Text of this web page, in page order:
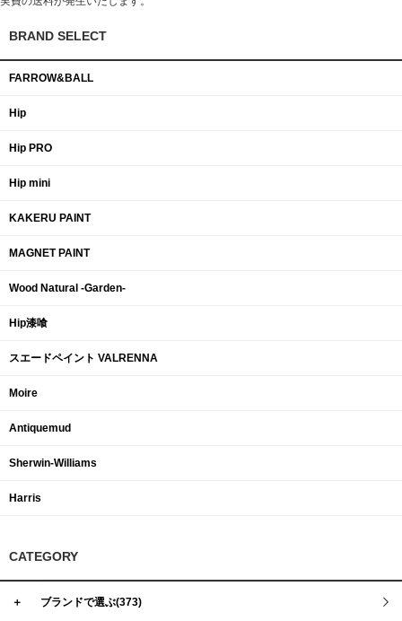
BRAND SELECT
FARROW&BALL
Hip
Hip PRO
Hip mini
KAKERU PAINT
MAGNET PAINT
Wood Natural -Garden-
Hip漆喰
スエードペイント VALRENNA
Moire
Antiquemud
Sherwin-Williams
Harris
CATEGORY
＋ ブランドで選ぶ(373)